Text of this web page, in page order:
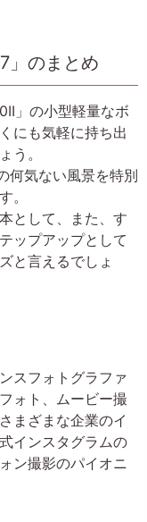
」のまとめ
」の小型軽量なボ
にも気軽に持ち出
う。
何気ない風景を特別
。
として、また、す
ップアップとして
と言えるでしょ
スフォトグラファ
ォト、ムービー撮
まざまな企業のイ
インスタグラムの
ン撮影のパイオニ